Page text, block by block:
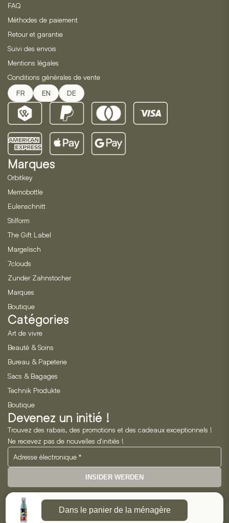
FAQ
Méthodes de paiement
Retour et garantie
Suivi des envois
Mentions légales
Conditions générales de vente
FR EN DE
Marques
Orbitkey
Memobottle
Eulenschnitt
Stilform
The Gift Label
Margelisch
7clouds
Zunder Zahnstocher
Marques
Boutique
Catégories
Art de vivre
Beauté & Soins
Bureau & Papeterie
Sacs & Bagages
Technik Produkte
Boutique
Devenez un initié !
Trouvez des rabais, des promotions et des cadeaux exceptionnels !
Ne recevez pas de nouvelles d'initiés !
INSIDER WERDEN
Neo Horizon GmbHDans le panier de la ménagère